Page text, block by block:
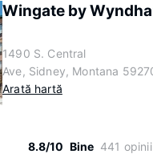
Wingate by
1490 S. Central
Ave, Sidney, Montana
Arată hartă
8.8/10 Bine 441 opinii